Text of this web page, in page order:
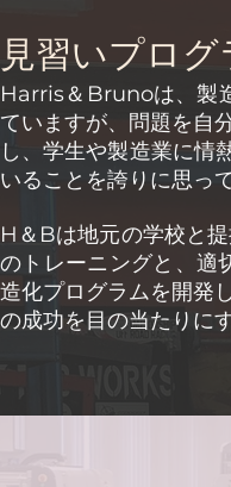
見習いプログ
Harris＆Brunoは、製
ていますが、問題を自
し、学生や製造業に情
いることを誇りに思っ
H＆Bは地元の学校と
のトレーニングと、適
造化プログラムを開発
の成功を目の当たりに